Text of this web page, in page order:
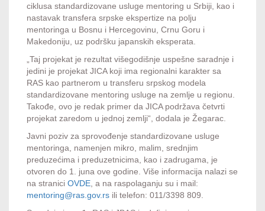
ciklusa standardizovane usluge mentoring u Srbiji, kao i
nastavak transfera srpske ekspertize na polju
mentoringa u Bosnu i Hercegovinu, Crnu Goru i
Makedoniju, uz podršku japanskih eksperata.
„Taj projekat je rezultat višegodišnje uspešne saradnje i
jedini je projekat JICA koji ima regionalni karakter sa
RAS kao partnerom u transferu srpskog modela
standardizovane mentoring usluge na zemlje u regionu.
Takođe, ovo je redak primer da JICA podržava četvrti
projekat zaredom u jednoj zemlji“, dodala je Žegarac.
Javni poziv za sprovođenje standardizovane usluge
mentoringa, namenjen mikro, malim, srednjim
preduzećima i preduzetnicima, kao i zadrugama, je
otvoren do 1. juna ove godine. Više informacija nalazi se
na stranici OVDE , a na raspolaganju su i mail:
mentoring@ras.gov.rs ili telefon: 011/3398 809.